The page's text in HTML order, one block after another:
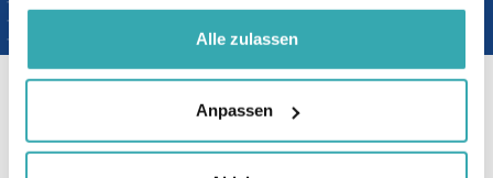
gesammelt haben.
Alle zulassen
Anpassen
Kundenrezensionen auf Google